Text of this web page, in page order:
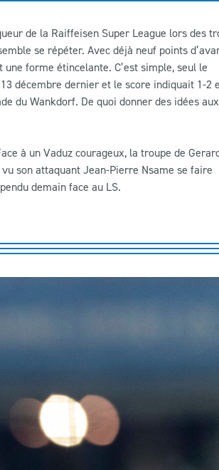
de la Raiffeisen Super League lors des
se répéter. Avec déjà neuf points
forme étincelante. C’est simple, seul le
décembre dernier et le score indiquait 1-2
du Wankdorf. De quoi donner des idées aux
à un Vaduz courageux, la troupe de
son attaquant Jean-Pierre Nsame se faire
demain face au LS.